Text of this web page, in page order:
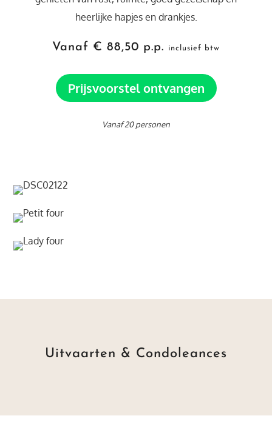
heerlijke hapjes en drankjes.
Vanaf € 88,50 p.p. inclusief btw
Prijsvoorstel ontvangen
Vanaf 20 personen
Uitvaarten & Condoleances